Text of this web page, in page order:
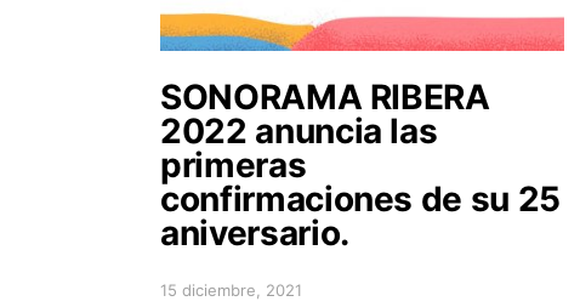
SONORAMA RIBERA
2022 anuncia las
primeras
confirmaciones de su 25
aniversario.
Posted on
15 diciembre, 2021